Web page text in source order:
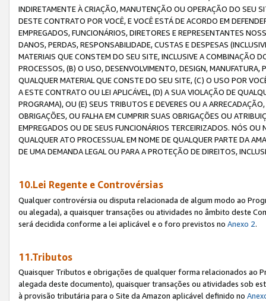
INDIRETAMENTE À CRIAÇÃO, MANUTENÇÃO OU OPERAÇÃO DO SEU
DESTE CONTRATO POR VOCÊ, E VOCÊ ESTÁ DE ACORDO EM
EMPREGADOS, FUNCIONÁRIOS, DIRETORES E REPRESENTANTES
DANOS, PERDAS, RESPONSABILIDADE, CUSTAS E DESPESAS
MATERIAIS QUE CONSTEM DO SEU SITE, INCLUSIVE A COMBINAÇÃO
PROCESSOS, (B) O USO, DESENVOLVIMENTO, DESIGN,
QUALQUER MATERIAL QUE CONSTE DO SEU SITE, (C) O USO POR
A ESTE CONTRATO OU LEI APLICÁVEL, (D) A SUA VIOLAÇÃO DE
PROGRAMA), OU (E) SEUS TRIBUTOS E DEVERES OU A
OBRIGAÇÕES, OU FALHA EM CUMPRIR SUAS OBRIGAÇÕES OU
EMPREGADOS OU DE SEUS FUNCIONÁRIOS TERCEIRIZADOS. NÓS
QUALQUER ATO PROCESSUAL EM NOME DE QUALQUER PARTE DA
DE UMA DEMANDA LEGAL OU PARA A PROTEÇÃO DE DIREITOS,
10.Lei Regente e Controvérsias
Qualquer controvérsia ou disputa relacionada de algum modo ao
ou alegada), a quaisquer transações ou atividades no âmbito deste
será decidida conforme a lei aplicável e o foro previstos no Anexo 2.
11.Tributos
Quaisquer Tributos e obrigações de qualquer forma relacionados ao
alegada deste documento), quaisquer transações ou atividades sob
à provisão tributária para o Site da Amazon aplicável definido no